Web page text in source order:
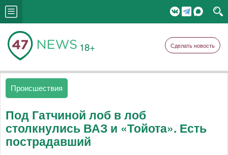
18+ Сделать новость
Происшествия
Под Гатчиной лоб в лоб
столкнулись ВАЗ и «Тойота». Есть
пострадавший